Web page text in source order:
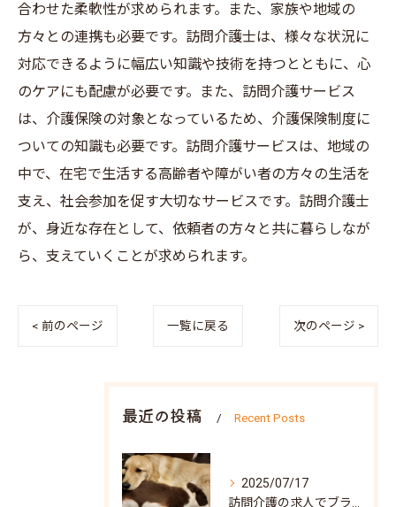
合わせた柔軟性が求められます。また、家族や地域の
方々との連携も必要です。訪問介護士は、様々な状況に
対応できるように幅広い知識や技術を持つとともに、心
のケアにも配慮が必要です。また、訪問介護サービス
は、介護保険の対象となっているため、介護保険制度に
ついての知識も必要です。訪問介護サービスは、地域の
中で、在宅で生活する高齢者や障がい者の方々の生活を
支え、社会参加を促す大切なサービスです。訪問介護士
が、身近な存在として、依頼者の方々と共に暮らしなが
ら、支えていくことが求められます。
< 前のページ 一覧に戻る 次のページ >
最近の投稿 Recent Posts
2025/07/17